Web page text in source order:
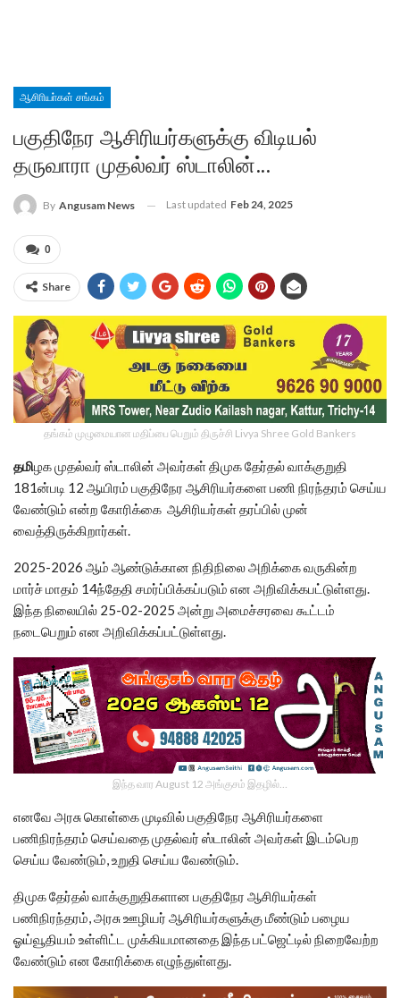
ஆசிாியா்கள் சங்கம்
பகுதிநேர ஆசிரியர்களுக்கு விடியல்
தருவாரா முதல்வர் ஸ்டாலின்…
By Angusam News Last updated Feb 24, 2025
0
Share
தங்கம் முழுமையான மதிப்பை பெறும் திருச்சி Livya Shree Gold Bankers
தமிழக முதல்வர் ஸ்டாலின் அவர்கள் திமுக தேர்தல் வாக்குறுதி
181ன்படி 12 ஆயிரம் பகுதிநேர ஆசிரியர்களை பணி நிரந்தரம் செய்ய
வேண்டும் என்ற கோரிக்கை ஆசிரியர்கள் தரப்பில் முன்
வைத்திருக்கிறார்கள்.
2025-2026 ஆம் ஆண்டுக்கான நிதிநிலை அறிக்கை வருகின்ற
மார்ச் மாதம் 14ந்தேதி சமர்ப்பிக்கப்படும் என அறிவிக்கபட்டுள்ளது.
இந்த நிலையில் 25-02-2025 அன்று அமைச்சரவை கூட்டம்
நடைபெறும் என அறிவிக்கப்பட்டுள்ளது.
இந்த வார August 12 அங்குசம் இதழில்…
எனவே அரசு கொள்கை முடிவில் பகுதிநேர ஆசிரியர்களை
பணிநிரந்தரம் செய்வதை முதல்வர் ஸ்டாலின் அவர்கள் இடம்பெற
செய்ய வேண்டும், உறுதி செய்ய வேண்டும்.
திமுக தேர்தல் வாக்குறுதிகளான பகுதிநேர ஆசிரியர்கள்
பணிநிரந்தரம், அரசு ஊழியர் ஆசிரியர்களுக்கு மீண்டும் பழைய
ஓய்வூதியம் உள்ளிட்ட முக்கியமானதை இந்த பட்ஜெட்டில் நிறைவேற்ற
வேண்டும் என கோரிக்கை எழுந்துள்ளது.